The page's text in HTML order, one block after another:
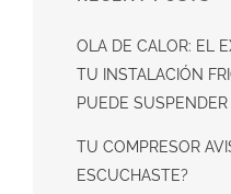
OLA DE CALOR: EL
TU INSTALACIÓN
PUEDE SUSPENDER
TU COMPRESOR
ESCUCHASTE?